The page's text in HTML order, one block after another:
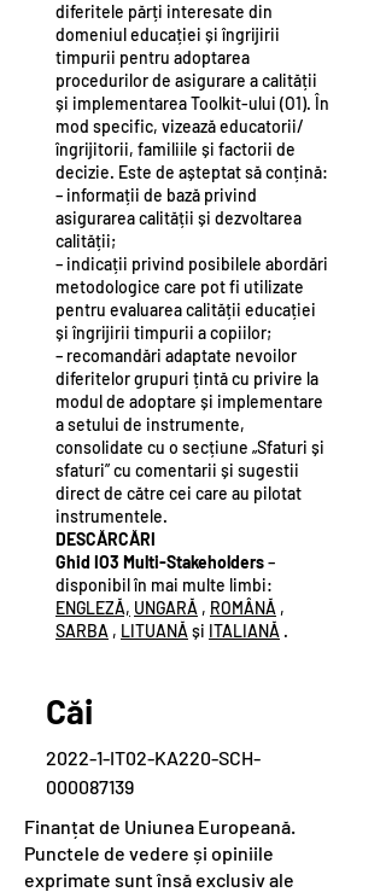
diferitele părți interesate din
domeniul educației și îngrijirii
timpurii pentru adoptarea
procedurilor de asigurare a calității
și implementarea Toolkit-ului (O1). În
mod specific, vizează educatorii/
îngrijitorii, familiile și factorii de
decizie. Este de așteptat să conțină:
– informații de bază privind
asigurarea calității și dezvoltarea
calității;
– indicații privind posibilele abordări
metodologice care pot fi utilizate
pentru evaluarea calității educației
și îngrijirii timpurii a copiilor;
– recomandări adaptate nevoilor
diferitelor grupuri țintă cu privire la
modul de adoptare și implementare
a setului de instrumente,
consolidate cu o secțiune „Sfaturi și
sfaturi” cu comentarii și sugestii
direct de către cei care au pilotat
instrumentele.
DESCĂRCĂRI
Ghid IO3 Multi-Stakeholders–
disponibil în mai multe limbi:
ENGLEZĂ, UNGARĂ , ROMÂNĂ ,
SARBA , LITUANĂ și ITALIANĂ .
Căi
2022-1-IT02-KA220-SCH-
000087139
Finanțat de Uniunea Europeană.
Punctele de vedere și opiniile
exprimate sunt însă exclusiv ale